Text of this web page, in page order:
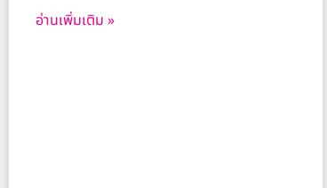
อ่านเพิ่มเติม »